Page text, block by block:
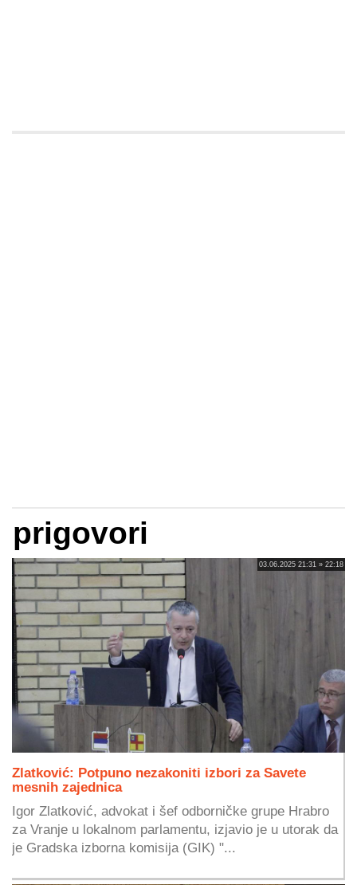
prigovori
03.06.2025 21:31 » 22:18
Zlatković: Potpuno nezakoniti izbori za Savete
mesnih zajednica
Igor Zlatković, advokat i šef odborničke grupe Hrabro
za Vranje u lokalnom parlamentu, izjavio je u utorak da
je Gradska izborna komisija (GIK) "...